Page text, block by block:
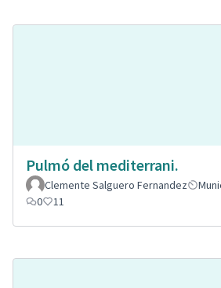
Pulmó del mediterrani.
Clemente Salguero Fernandez
0
11